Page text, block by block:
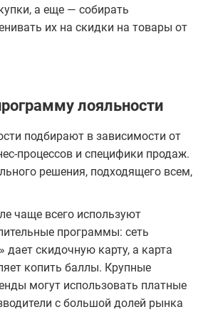
а еще — собирать
их на скидки на товары от
лояльности
подбирают в зависимости от
процессов и специфики продаж.
решения, подходящего всем,
чаще всего используют
программы: сеть
дает скидочную карту, а карта
копить баллы. Крупные
могут использовать платные
с большой долей рынка